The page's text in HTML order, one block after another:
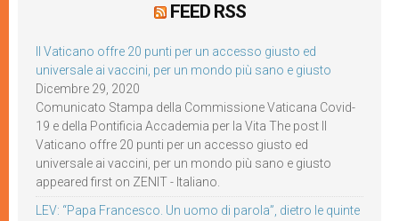
FEED RSS
Il Vaticano offre 20 punti per un accesso giusto ed
universale ai vaccini, per un mondo più sano e giusto
Dicembre 29, 2020
Comunicato Stampa della Commissione Vaticana Covid-
19 e della Pontificia Accademia per la Vita The post Il
Vaticano offre 20 punti per un accesso giusto ed
universale ai vaccini, per un mondo più sano e giusto
appeared first on ZENIT - Italiano.
LEV: “Papa Francesco. Un uomo di parola”, dietro le quinte